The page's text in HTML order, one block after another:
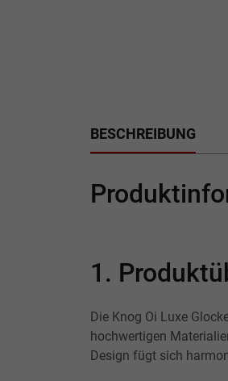
BESCHREIBUNG
1.
Die Knog Oi Luxe
hochwertigen
Design fügt sich